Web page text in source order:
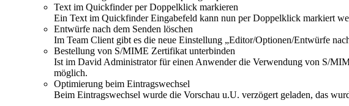
Text im Quickfinder per Doppelklick markieren
Ein Text im Quickfinder Eingabefeld kann nun per Doppelklick markiert
Entwürfe nach dem Senden löschen
Im Team Client gibt es die neue Einstellung „Editor/Optionen/Entwürfe
Bestellung von S/MIME Zertifikat unterbinden
Ist im David Administrator für einen Anwender die Verwendung von S/
möglich.
Optimierung beim Eintragswechsel
Beim Eintragswechsel wurde die Vorschau u.U. verzögert geladen, das